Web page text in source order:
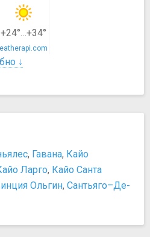
+24°…+34°
↓
, Гавана, Кайо
Ларго, Кайо Санта
Ольгин, Сантьяго–Де-